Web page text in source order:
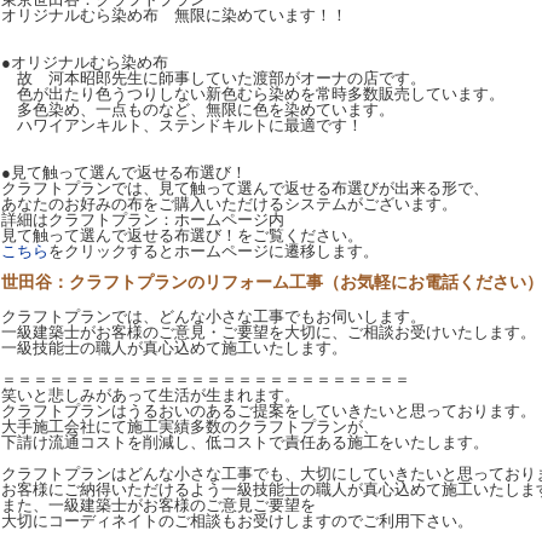
オリジナルむら染め布 無限に染めています！！
●オリジナルむら染め布
故 河本昭郎先生に師事していた渡部がオーナの店です。
色が出たり色うつりしない新色むら染めを常時多数販売しています。
多色染め、一点ものなど、無限に色を染めています。
ハワイアンキルト、ステンドキルトに最適です！
●見て触って選んで返せる布選び！
クラフトプランでは、見て触って選んで返せる布選びが出来る形で、
あなたのお好みの布をご購入いただけるシステムがございます。
詳細はクラフトプラン：ホームページ内
見て触って選んで返せる布選び！をご覧ください。
こちら をクリックするとホームページに遷移します。
世田谷：クラフトプランのリフォーム工事（お気軽にお電話ください）
クラフトプランでは、どんな小さな工事でもお伺いします。
一級建築士がお客様のご意見・ご要望を大切に、ご相談お受けいたします。
一級技能士の職人が真心込めて施工いたします。
＝＝＝＝＝＝＝＝＝＝＝＝＝＝＝＝＝＝＝＝＝＝＝＝＝＝
笑いと悲しみがあって生活が生まれます。
クラフトプランはうるおいのあるご提案をしていきたいと思っております。
大手施工会社にて施工実績多数のクラフトプランが、
下請け流通コストを削減し、低コストで責任ある施工をいたします。
クラフトプランはどんな小さな工事でも、大切にしていきたいと思っており
お客様にご納得いただけるよう一級技能士の職人が真心込めて施工いたしま
また、一級建築士がお客様のご意見ご要望を
大切にコーディネイトのご相談もお受けしますのでご利用下さい。